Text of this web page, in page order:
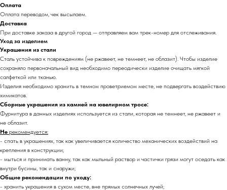
Оплата
Оплата переводом, чек высылаем.
Доставка
При доставке заказа в другой город — отправляем вам трек-номер для отслеживания.
Уход за изделием
Украшения из стали
Сталь устойчива к повреждениям (не ржавеет, не темнеет, не облазит). Чтобы изделие
сохраняло первоначальный вид необходимо переодически изделие очищать мягкой
салфеткой или тканью.
Изделия необходимо хранить в темном проветриемом месте, не подвергать воздействию
химикатов.
Сборные украшения из камней на ювелирном тросе:
Фурнитура в данных изделиях используется из стали, которая не темнеет, не ржавеет и
не облазит.
Не рекомендуется:
- спать в украшениях, так как увеличивается количество механических воздействий на
крепления в конструкции;
- мыться и принимать ванну, так как мыльный раствор и частички грязи могут оседать как
внутри бусины, так и снаружи;
Общие рекомендации по уходу:
- хранить украшения в сухом месте, вне прямых солнечных лучей;